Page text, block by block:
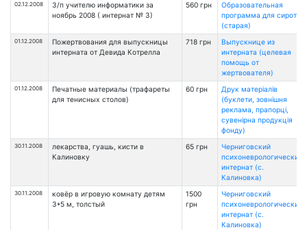
02.12.2008
З/п учителю информатики за
ноябрь 2008 ( интернат № 3)
560 грн
Образовательная
программа для сирот
(старая)
01.12.2008
Пожертвования для выпускницы
интерната от Девида Котрелла
718 грн
Выпускнице из
интерната (целевая
помощь от
жертвователя)
01.12.2008
Печатные материалы (трафареты
для тенисных столов)
60 грн
Друк матеріалів
(буклети, зовнішня
реклама, прапорці,
сувенірна продукція
фонду)
30.11.2008
лекарства, гуашь, кисти в
Калиновку
65 грн
Черниговский
психоневрологический
интернат (с.
Калиновка)
30.11.2008
ковёр в игровую комнату детям
3*5 м, толстый
1500
грн
Черниговский
психоневрологический
интернат (с.
Калиновка)